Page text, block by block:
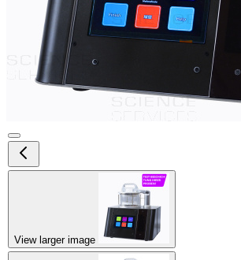
View larger image